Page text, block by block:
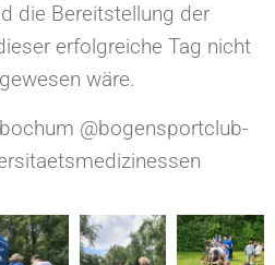
die Bereitstellung der
erfolgreiche Tag nicht
wäre.
@bogensportclub-